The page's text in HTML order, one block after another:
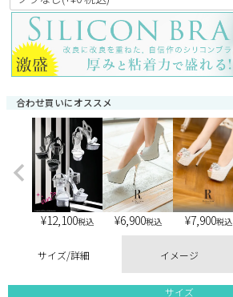
須
)
合わせ買いにオススメ
¥12,100税込 ¥6,900税込 ¥7,900税込
サイズ/詳細 イメージ
サイズ